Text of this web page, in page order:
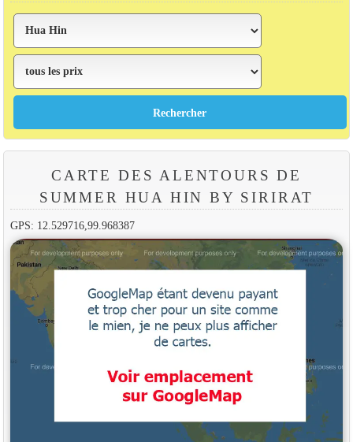
CARTE DES ALENTOURS DE
SUMMER HUA HIN BY SIRIRAT
GPS: 12.529716,99.968387